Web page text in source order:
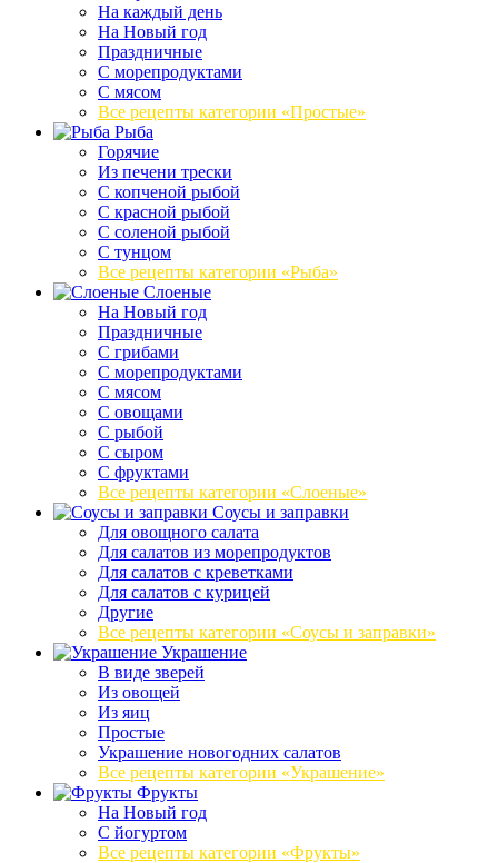
На каждый день
На Новый год
Праздничные
С морепродуктами
С мясом
Все рецепты категории «Простые»
Рыба
Горячие
Из печени трески
С копченой рыбой
С красной рыбой
С соленой рыбой
С тунцом
Все рецепты категории «Рыба»
Слоеные
На Новый год
Праздничные
С грибами
С морепродуктами
С мясом
С овощами
С рыбой
С сыром
С фруктами
Все рецепты категории «Слоеные»
Соусы и заправки
Для овощного салата
Для салатов из морепродуктов
Для салатов с креветками
Для салатов с курицей
Другие
Все рецепты категории «Соусы и заправки»
Украшение
В виде зверей
Из овощей
Из яиц
Простые
Украшение новогодних салатов
Все рецепты категории «Украшение»
Фрукты
На Новый год
С йогуртом
Все рецепты категории «Фрукты»